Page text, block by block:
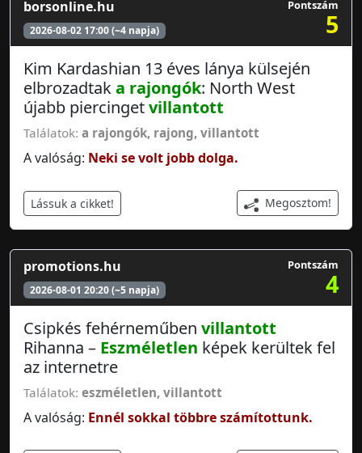
borsonline.hu
2026-08-02 17:00 (~4 napja)
Pontszám
5
Kim Kardashian 13 éves lánya külsején
elbrozadtaka rajongók: North West
újabb piercingetvillantott
Találatok: a rajongók, rajong, villantott
A valóság: Neki se volt jobb dolga.
Lássuk a cikket! Megosztom!
promotions.hu
2026-08-01 20:20 (~5 napja)
Pontszám
4
Csipkés fehérneműben villantott
Rihanna – Eszméletlen képek kerültek fel
az internetre
Találatok: eszméletlen, villantott
A valóság: Ennél sokkal többre számítottunk.